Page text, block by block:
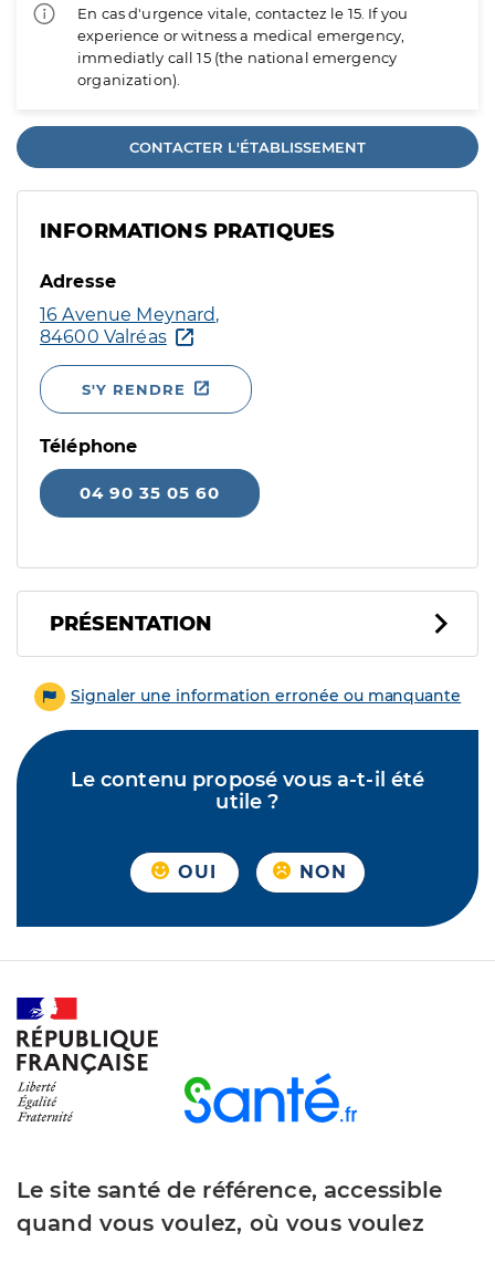
En cas d'urgence vitale, contactez le 15. If you
experience or witness a medical emergency,
immediatly call 15 (the national emergency
organization).
CONTACTER L'ÉTABLISSEMENT
INFORMATIONS PRATIQUES
Adresse
16 Avenue Meynard,
84600 Valréas
S'Y RENDRE
Téléphone
04 90 35 05 60
PRÉSENTATION
Signaler une information erronée ou manquante
Le contenu proposé vous a-t-il été
utile ?
OUI NON
Le site santé de référence, accessible
quand vous voulez, où vous voulez